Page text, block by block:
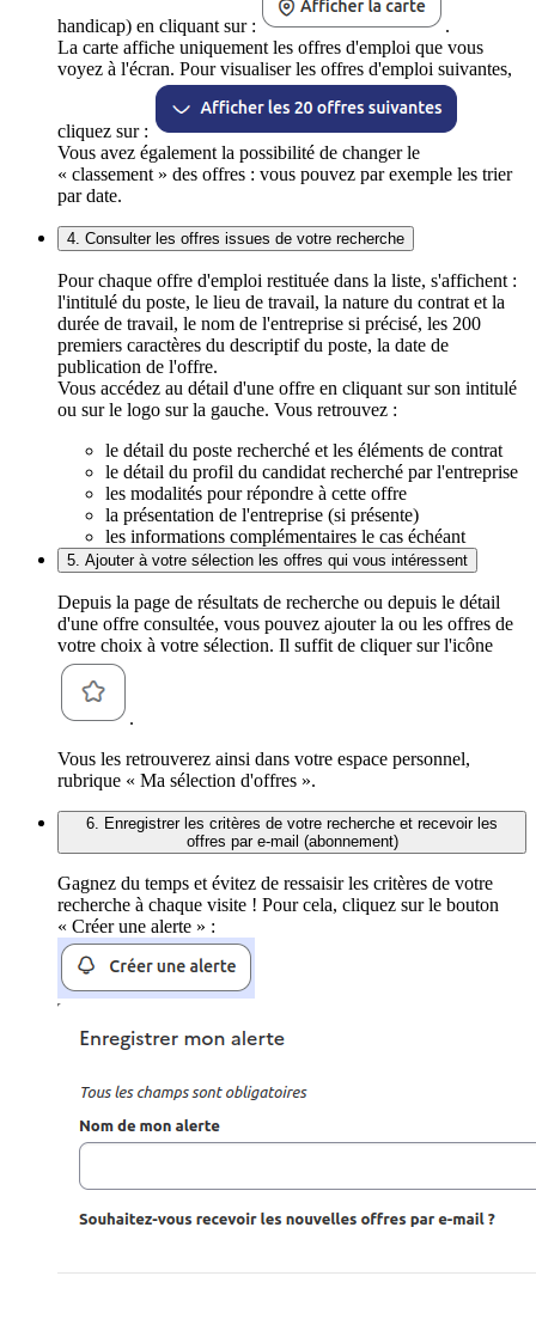
handicap) en cliquant sur :
.
La carte affiche uniquement les offres d'emploi que vous
voyez à l'écran. Pour visualiser les offres d'emploi suivantes,
cliquez sur :
Vous avez également la possibilité de changer le
« classement » des offres : vous pouvez par exemple les trier
par date.
4. Consulter les offres issues de votre recherche
Pour chaque offre d'emploi restituée dans la liste, s'affichent :
l'intitulé du poste, le lieu de travail, la nature du contrat et la
durée de travail, le nom de l'entreprise si précisé, les 200
premiers caractères du descriptif du poste, la date de
publication de l'offre.
Vous accédez au détail d'une offre en cliquant sur son intitulé
ou sur le logo sur la gauche. Vous retrouvez :
le détail du poste recherché et les éléments de contrat
le détail du profil du candidat recherché par l'entreprise
les modalités pour répondre à cette offre
la présentation de l'entreprise (si présente)
les informations complémentaires le cas échéant
5. Ajouter à votre sélection les offres qui vous intéressent
Depuis la page de résultats de recherche ou depuis le détail
d'une offre consultée, vous pouvez ajouter la ou les offres de
votre choix à votre sélection. Il suffit de cliquer sur l'icône
.
Vous les retrouverez ainsi dans votre espace personnel,
rubrique « Ma sélection d'offres ».
6. Enregistrer les critères de votre recherche et recevoir les
offres par e-mail (abonnement)
Gagnez du temps et évitez de ressaisir les critères de votre
recherche à chaque visite ! Pour cela, cliquez sur le bouton
« Créer une alerte » :